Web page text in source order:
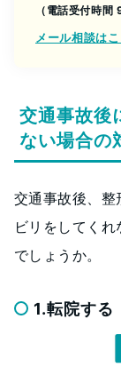
（電話受付時
メール相談は
交通事故後
ない場合の
交通事故後、整
ビリをしてく
でしょうか。
1.転院する